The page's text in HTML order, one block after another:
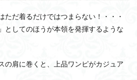
ただ着るだけではつまらない！・・・
としてのほうが本領を発揮するような
の肩に巻くと、上品ワンピがカジュア